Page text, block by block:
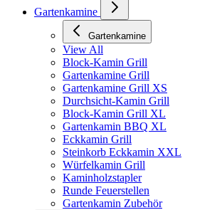
Gartenkamine
Gartenkamine
View All
Block-Kamin Grill
Gartenkamine Grill
Gartenkamine Grill XS
Durchsicht-Kamin Grill
Block-Kamin Grill XL
Gartenkamin BBQ XL
Eckkamin Grill
Steinkorb Eckkamin XXL
Würfelkamin Grill
Kaminholzstapler
Runde Feuerstellen
Gartenkamin Zubehör